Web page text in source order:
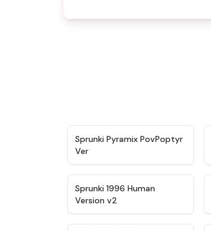
★ 4.6
Sprunki Pyramix PovPoptyr
Ver
Sprunki 1996 Human
Version v2